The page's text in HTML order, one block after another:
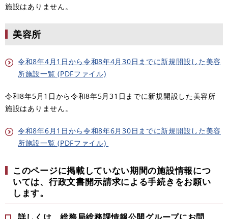
施設はありません。
美容所
令和8年4月1日から令和8年4月30日までに新規開設した美容
所施設一覧 (PDFファイル)
令和8年5月1日から令和8年5月31日までに新規開設した美容所
施設はありません。
令和8年6月1日から令和8年6月30日までに新規開設した美容
所施設一覧 (PDFファイル)
このページに掲載していない期間の施設情報につ
いては、行政文書開示請求による手続きをお願い
します。